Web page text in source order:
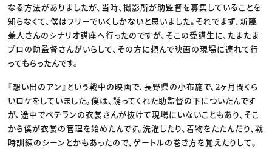
なる方法がありましたが、当時、撮影所が助監督を募集していることを
知らなくて、僕はフリーでいくしかないと思いました。それでまず、新藤
兼人さんのシナリオ講座へ行ったのですが、そこの受講生に、たまたま
プロの助監督さんがいらして、その方に頼んで映画の現場に連れて行
ってもらったんです。
『想い出のアン』という戦中の映画で、長野県の小布施で、2ヶ月間くら
いロケをしていました。僕は、誘ってくれた助監督の下についたんです
が、途中でベテランの衣裳さんが抜けて現場にいないこともあり、そこ
から僕が衣裳の管理を始めたんです。洗濯したり、着物をたたんだり、戦
時訓練のシーンとかもあったので、ゲートルの巻き方を覚えたりして。